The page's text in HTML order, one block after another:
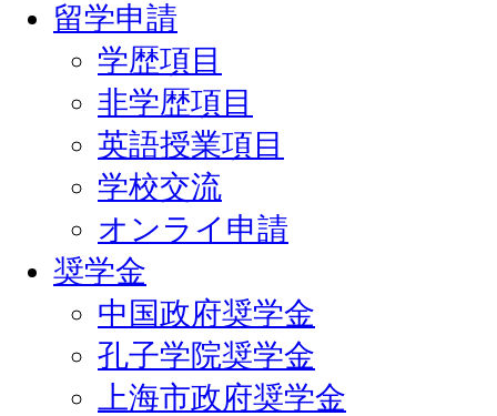
留学申請
学歴項目
非学歴項目
英語授業項目
学校交流
オンライ申請
奨学金
中国政府奨学金
孔子学院奨学金
上海市政府奨学金